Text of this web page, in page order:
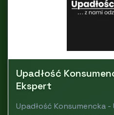
Upadłość
Ekspert
Upadłość Konsumencka